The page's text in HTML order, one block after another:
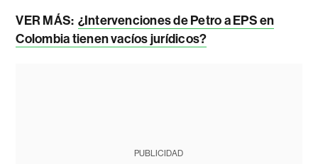
VER MÁS: ¿Intervenciones de Petro a EPS en
Colombia tienen vacíos jurídicos?
PUBLICIDAD